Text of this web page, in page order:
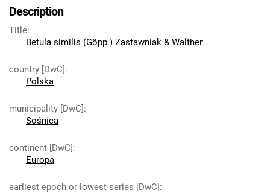
Description
Title:
Betula similis (Göpp.) Zastawniak & Walther
country [DwC]:
Polska
municipality [DwC]:
Sośnica
continent [DwC]:
Europa
earliest epoch or lowest series [DwC]: